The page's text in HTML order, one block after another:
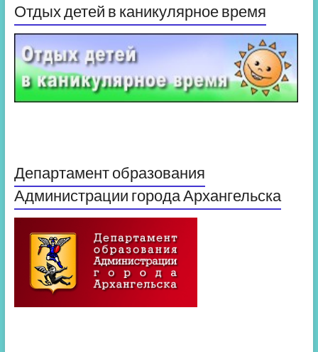
Отдых детей в каникулярное время
Департамент образования
Администрации города Архангельска